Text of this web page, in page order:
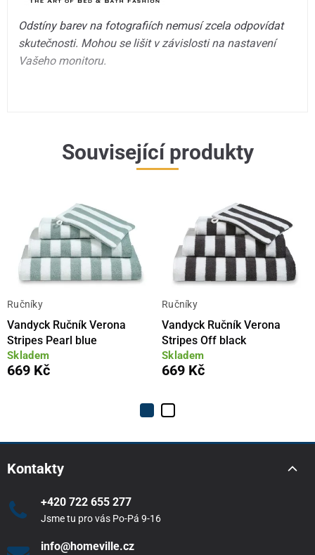
Odstíny barev na fotografiích nemusí zcela odpovídat
skutečnosti. Mohou se lišit v závislosti na nastavení
Vašeho monitoru.
Související produkty
Ručníky
Vandyck Ručník Verona
Stripes Pearl blue
Skladem
669 Kč
Ručníky
Vandyck Ručník Verona
Stripes Off black
Skladem
669 Kč
Kontakty
+420 722 655 277
Jsme tu pro vás Po-Pá 9-16
info@homeville.cz